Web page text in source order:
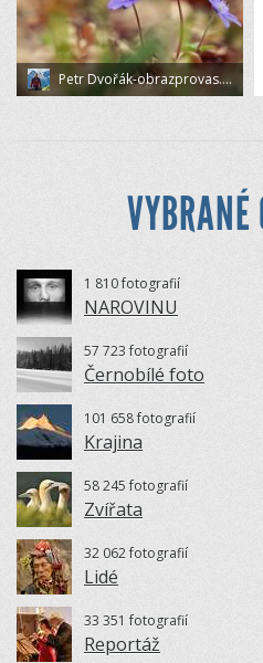
Petr Dvořák-obrazprovas.cz
VYBRANÉ
1 810 fotografií
NAROVINU
57 723 fotografií
Černobílé foto
101 658 fotografií
Krajina
58 245 fotografií
Zvířata
32 062 fotografií
Lidé
33 351 fotografií
Reportáž